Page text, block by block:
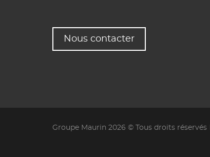
Nous contacter
Groupe Maurin 2026 © Tous droits réservés